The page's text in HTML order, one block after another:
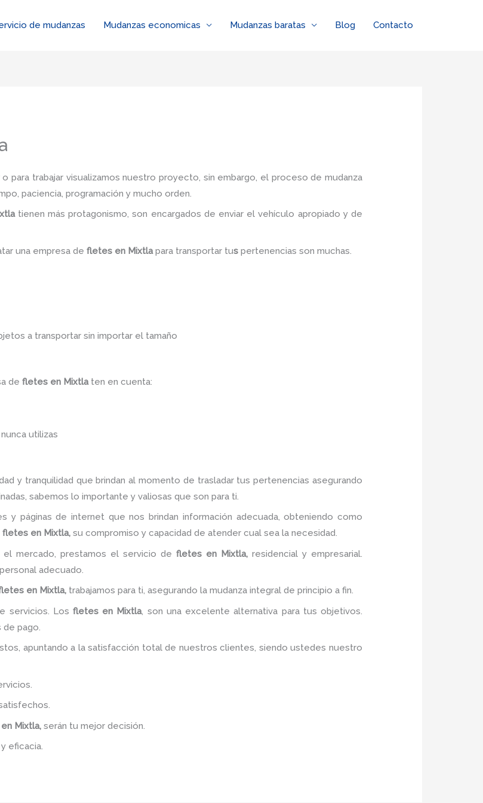
de mudanzas Mudanzas economicas Mudanzas baratas Blog Contacto
para trabajar visualizamos nuestro proyecto, sin embargo, el proceso de mudanza
paciencia, programación y mucho orden.
tienen más protagonismo, son encargados de enviar el vehículo apropiado y de
una empresa de fletes en Mixtlapara transportar tuspertenencias son muchas.
a transportar sin importar el tamaño
defletes en Mixtla ten en cuenta:
utilizas
y tranquilidad que brindan al momento de trasladar tus pertenencias asegurando
sabemos lo importante y valiosas que son para ti.
y páginas de internet que nos brindan información adecuada, obteniendo como
fletes en Mixtla,su compromiso y capacidad de atender cual sea la necesidad.
el mercado, prestamos el servicio de fletesen Mixtla,residencial y empresarial.
adecuado.
en Mixtla, trabajamos para ti, asegurando la mudanza integral de principio a fin.
servicios. Los fletes en Mixtla, son una excelente alternativa para tus objetivos.
pago.
apuntando a la satisfacción total de nuestros clientes, siendo ustedes nuestro
en Mixtla,serán tu mejor decisión.
eficacia.